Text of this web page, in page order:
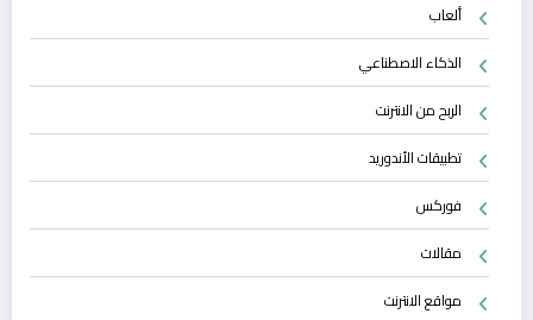
ألعاب
الذكاء الاصطناعي
الربح من الانترنت
تطبيقات الأندوريد
فوركس
مقالات
مواقع الانترنت